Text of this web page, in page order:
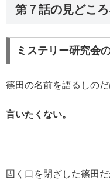
第７話の見どこ
ミステリー研究会
篠田の名前を語るしの
言いたくない。
固く口を閉ざした篠田